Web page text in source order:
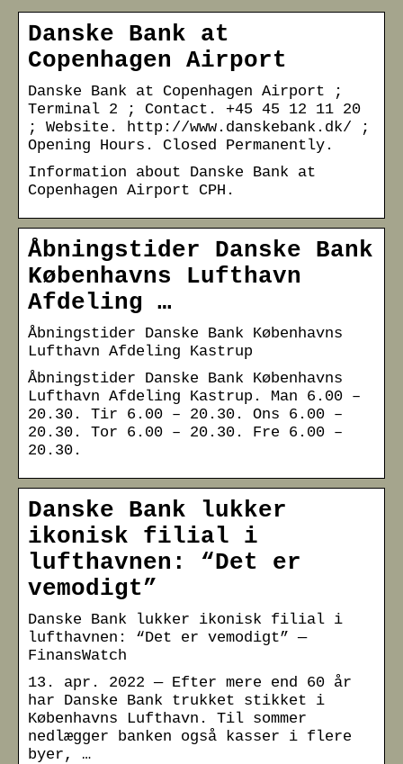
Danske Bank at
Copenhagen Airport
Danske Bank at Copenhagen Airport ;
Terminal 2 ; Contact. +45 45 12 11 20
; Website. http://www.danskebank.dk/ ;
Opening Hours. Closed Permanently.
Information about Danske Bank at
Copenhagen Airport CPH.
Åbningstider Danske Bank
Københavns Lufthavn
Afdeling …
Åbningstider Danske Bank Københavns
Lufthavn Afdeling Kastrup
Åbningstider Danske Bank Københavns
Lufthavn Afdeling Kastrup. Man 6.00 –
20.30. Tir 6.00 – 20.30. Ons 6.00 –
20.30. Tor 6.00 – 20.30. Fre 6.00 –
20.30.
Danske Bank lukker
ikonisk filial i
lufthavnen: “Det er
vemodigt”
Danske Bank lukker ikonisk filial i
lufthavnen: “Det er vemodigt” —
FinansWatch
13. apr. 2022 — Efter mere end 60 år
har Danske Bank trukket stikket i
Københavns Lufthavn. Til sommer
nedlægger banken også kasser i flere
byer, …